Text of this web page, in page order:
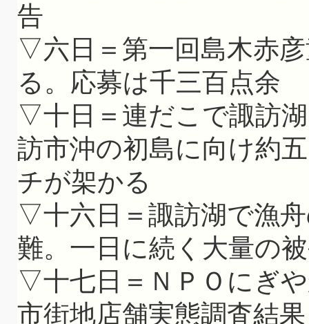
告
▽六日＝第一回島木赤
る。応募は千三百点余
▽十日＝連だこで諏訪
訪市沖の初島に向け約
チが架かる
▽十六日＝諏訪湖で漁
難。一日に続く大量の
▽十七日＝ＮＰＯにぎ
市街地店舗実態調査結